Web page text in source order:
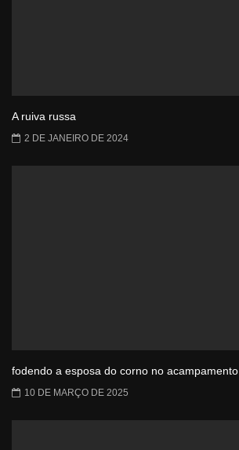
A ruiva russa
2 DE JANEIRO DE 2024
fodendo a esposa do corno no acampamento
10 DE MARÇO DE 2025